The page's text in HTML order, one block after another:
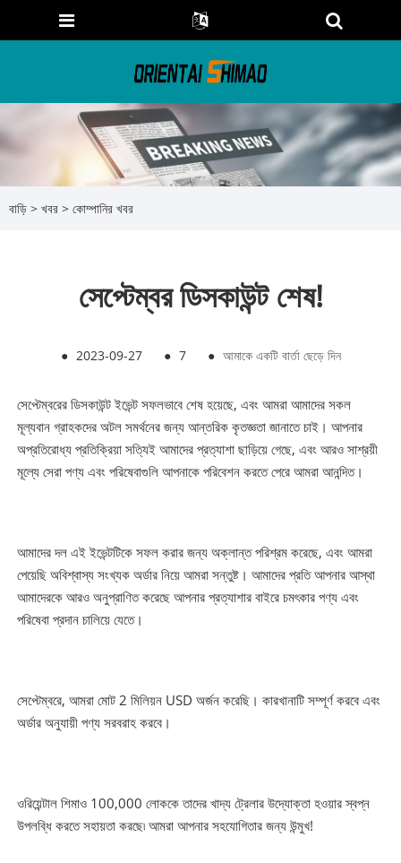
বাড়ি > খবর > কোম্পানির খবর
সেপ্টেম্বর ডিসকাউন্ট শেষ!
● 2023-09-27 ● 7 ● আমাকে একটি বার্তা ছেড়ে দিন
সেপ্টেম্বরের ডিসকাউন্ট ইভেন্ট সফলভাবে শেষ হয়েছে, এবং আমরা আমাদের সকল
মূল্যবান গ্রাহকদের অটল সমর্থনের জন্য আন্তরিক কৃতজ্ঞতা জানাতে চাই। আপনার
অপ্রতিরোধ্য প্রতিক্রিয়া সত্যিই আমাদের প্রত্যাশা ছাড়িয়ে গেছে, এবং আরও সাশ্রয়ী
মূল্যে সেরা পণ্য এবং পরিষেবাগুলি আপনাকে পরিবেশন করতে পেরে আমরা আনন্দিত।
আমাদের দল এই ইভেন্টটিকে সফল করার জন্য অক্লান্ত পরিশ্রম করেছে, এবং আমরা
পেয়েছি অবিশ্বাস্য সংখ্যক অর্ডার নিয়ে আমরা সন্তুষ্ট। আমাদের প্রতি আপনার আস্থা
আমাদেরকে আরও অনুপ্রাণিত করেছে আপনার প্রত্যাশার বাইরে চমৎকার পণ্য এবং
পরিষেবা প্রদান চালিয়ে যেতে।
সেপ্টেম্বরে, আমরা মোট 2 মিলিয়ন USD অর্জন করেছি। কারখানাটি সম্পূর্ণ করবে এবং
অর্ডার অনুযায়ী পণ্য সরবরাহ করবে।
ওরিয়েন্টাল শিমাও 100,000 লোককে তাদের খাদ্য ট্রেলার উদ্যোক্তা হওয়ার স্বপ্ন
উপলব্ধি করতে সহায়তা করছে৷ আমরা আপনার সহযোগিতার জন্য উন্মুখ!